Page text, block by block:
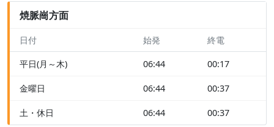
焼脈崗方面
日付 始発 終電
平日(月～木) 06:44 00:17
金曜日 06:44 00:37
土・休日 06:44 00:37